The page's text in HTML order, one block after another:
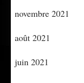
novembre 2021
août 2021
juin 2021